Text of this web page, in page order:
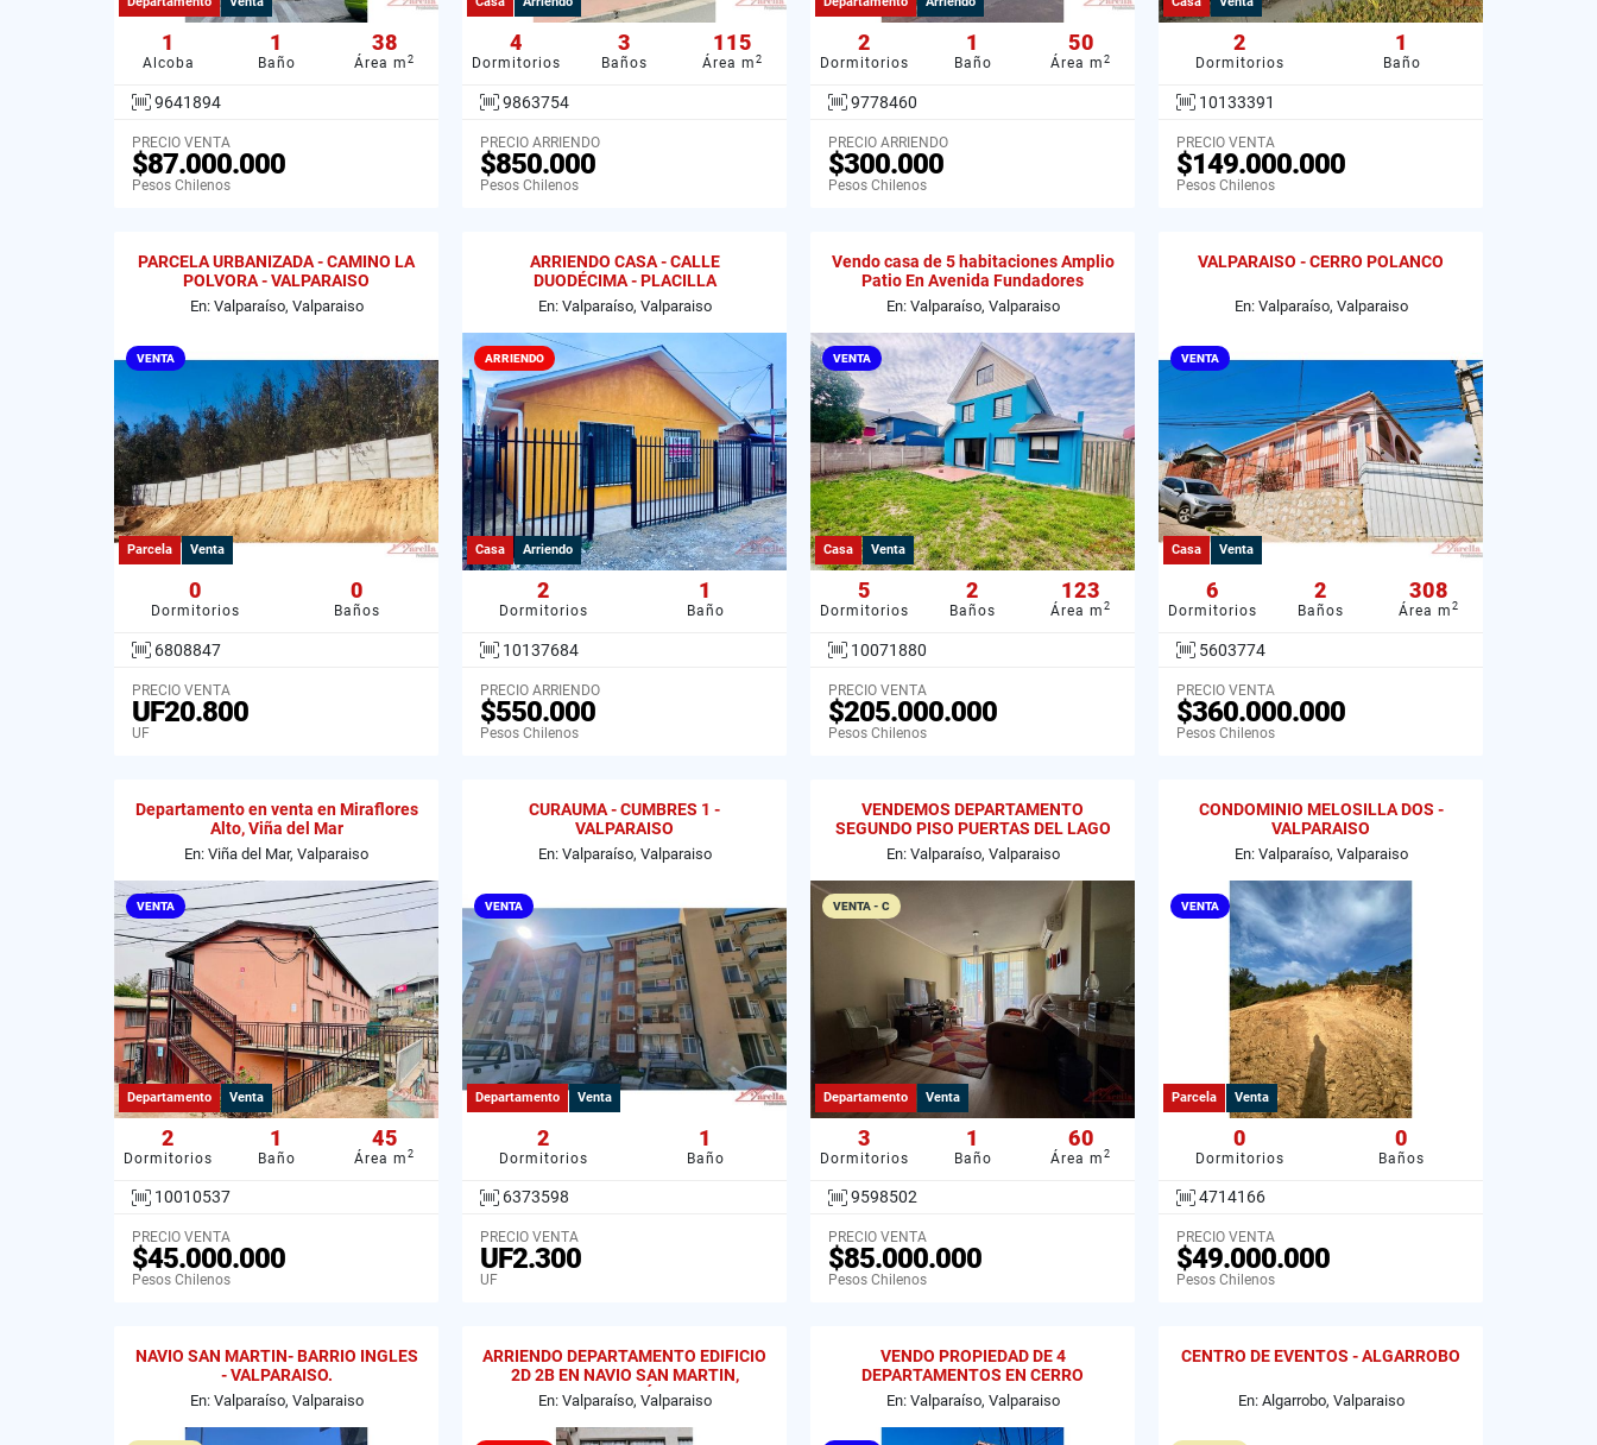
1
Alcoba
1
Baño
38
Área m 2
9641894
PRECIO VENTA
$87.000.000
Pesos Chilenos
4
Dormitorios
3
Baños
115
Área m 2
9863754
PRECIO ARRIENDO
$850.000
Pesos Chilenos
2
Dormitorios
1
Baño
50
Área m 2
9778460
PRECIO ARRIENDO
$300.000
Pesos Chilenos
2
Dormitorios
1
Baño
10133391
PRECIO VENTA
$149.000.000
Pesos Chilenos
PARCELA URBANIZADA - CAMINO LA
POLVORA - VALPARAISO
En: Valparaíso, Valparaiso
VENTA
Parcela Venta
0
Dormitorios
0
Baños
6808847
PRECIO VENTA
UF20.800
UF
ARRIENDO CASA - CALLE
DUODÉCIMA - PLACILLA
En: Valparaíso, Valparaiso
ARRIENDO
Casa Arriendo
2
Dormitorios
1
Baño
10137684
PRECIO ARRIENDO
$550.000
Pesos Chilenos
Vendo casa de 5 habitaciones Amplio
Patio En Avenida Fundadores
En: Valparaíso, Valparaiso
VENTA
Casa Venta
5
Dormitorios
2
Baños
123
Área m 2
10071880
PRECIO VENTA
$205.000.000
Pesos Chilenos
VALPARAISO - CERRO POLANCO
En: Valparaíso, Valparaiso
VENTA
Casa Venta
6
Dormitorios
2
Baños
308
Área m 2
5603774
PRECIO VENTA
$360.000.000
Pesos Chilenos
Departamento en venta en Miraflores
Alto, Viña del Mar
En: Viña del Mar, Valparaiso
VENTA
Departamento Venta
2
Dormitorios
1
Baño
45
Área m 2
10010537
PRECIO VENTA
$45.000.000
Pesos Chilenos
CURAUMA - CUMBRES 1 -
VALPARAISO
En: Valparaíso, Valparaiso
VENTA
Departamento Venta
2
Dormitorios
1
Baño
6373598
PRECIO VENTA
UF2.300
UF
VENDEMOS DEPARTAMENTO
SEGUNDO PISO PUERTAS DEL LAGO
CURAUMA
En: Valparaíso, Valparaiso
VENTA - C
Departamento Venta
3
Dormitorios
1
Baño
60
Área m 2
9598502
PRECIO VENTA
$85.000.000
Pesos Chilenos
CONDOMINIO MELOSILLA DOS -
VALPARAISO
En: Valparaíso, Valparaiso
VENTA
Parcela Venta
0
Dormitorios
0
Baños
4714166
PRECIO VENTA
$49.000.000
Pesos Chilenos
NAVIO SAN MARTIN- BARRIO INGLES
- VALPARAISO.
En: Valparaíso, Valparaiso
ARRIENDO DEPARTAMENTO EDIFICIO
2D 2B EN NAVIO SAN MARTIN,
VALPARAÍSO
En: Valparaíso, Valparaiso
VENDO PROPIEDAD DE 4
DEPARTAMENTOS EN CERRO
MESILLA, VALPARAISO
En: Valparaíso, Valparaiso
CENTRO DE EVENTOS - ALGARROBO
En: Algarrobo, Valparaiso